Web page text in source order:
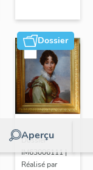
Dossier
Aperçu
Dossier
IM63006111 |
Réalisé par